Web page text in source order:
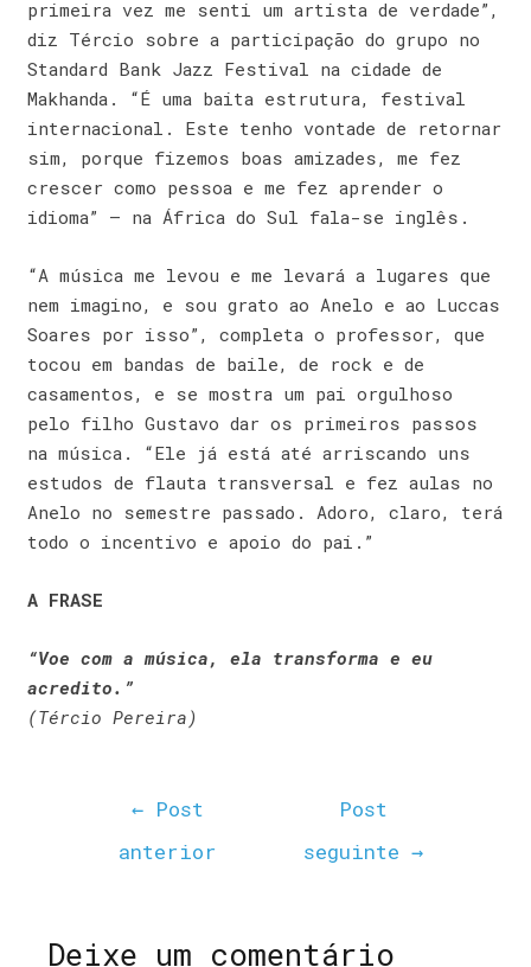
primeira vez me senti um artista de verdade”,
diz Tércio sobre a participação do grupo no
Standard Bank Jazz Festival na cidade de
Makhanda. “É uma baita estrutura, festival
internacional. Este tenho vontade de retornar
sim, porque fizemos boas amizades, me fez
crescer como pessoa e me fez aprender o
idioma” – na África do Sul fala-se inglês.
“A música me levou e me levará a lugares que
nem imagino, e sou grato ao Anelo e ao Luccas
Soares por isso”, completa o professor, que
tocou em bandas de baile, de rock e de
casamentos, e se mostra um pai orgulhoso
pelo filho Gustavo dar os primeiros passos
na música. “Ele já está até arriscando uns
estudos de flauta transversal e fez aulas no
Anelo no semestre passado. Adoro, claro, terá
todo o incentivo e apoio do pai.”
A FRASE
“Voe com a música, ela transforma e eu
acredito.”
(Tércio Pereira)
←Post
anterior
Post
seguinte→
Deixe um comentário